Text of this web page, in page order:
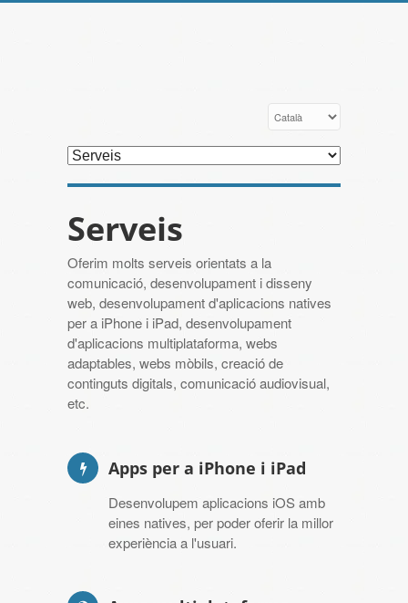
Serveis
Oferim molts serveis orientats a la
comunicació, desenvolupament i disseny
web, desenvolupament d'aplicacions natives
per a iPhone i iPad, desenvolupament
d'aplicacions multiplataforma, webs
adaptables, webs mòbils, creació de
continguts digitals, comunicació audiovisual,
etc.
Apps per a iPhone i iPad
Desenvolupem aplicacions iOS amb
eines natives, per poder oferir la millor
experiència a l'usuari.